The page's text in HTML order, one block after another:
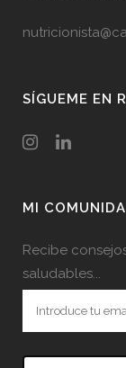
SÍGUEME EN
MI
Recibe
saludables...